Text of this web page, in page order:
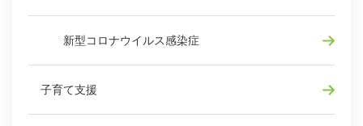
新型コロナウイルス感染症
子育て支援